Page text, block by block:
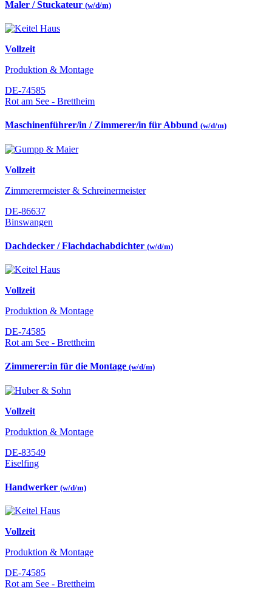
Maler / Stuckateur (w/d/m)
Vollzeit
Produktion & Montage
DE-74585
Rot am See - Brettheim
Maschinenführer/in / Zimmerer/in für Abbund (w/d/m)
Vollzeit
Zimmerermeister & Schreinermeister
DE-86637
Binswangen
Dachdecker / Flachdachabdichter (w/d/m)
Vollzeit
Produktion & Montage
DE-74585
Rot am See - Brettheim
Zimmerer:in für die Montage (w/d/m)
Vollzeit
Produktion & Montage
DE-83549
Eiselfing
Handwerker (w/d/m)
Vollzeit
Produktion & Montage
DE-74585
Rot am See - Brettheim